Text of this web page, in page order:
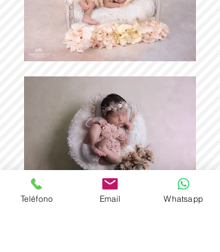
Teléfono Email Whatsapp